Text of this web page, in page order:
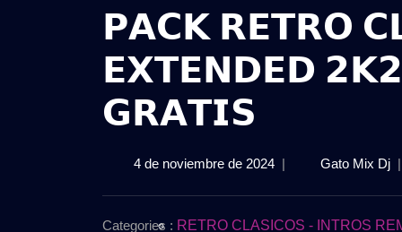
𝗣𝗔𝗖𝗞 𝗥𝗘𝗧𝗥𝗢
𝗘𝗫𝗧𝗘𝗡𝗗𝗘𝗗
𝗚𝗥𝗔𝗧𝗜𝗦
4 de noviembre de 20244
de
| Gato Mix Dj |
Categories : RETRO CLASICOS - INTROS